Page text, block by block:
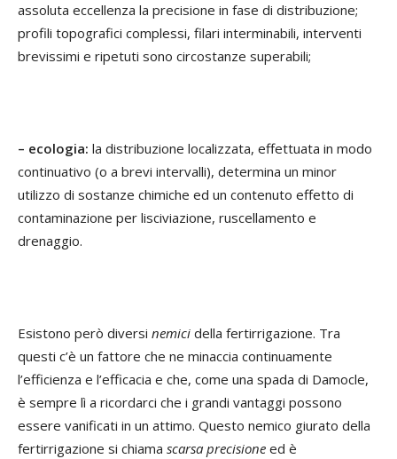
assoluta eccellenza la precisione in fase di distribuzione;
profili topografici complessi, filari interminabili, interventi
brevissimi e ripetuti sono circostanze superabili;
– ecologia: la distribuzione localizzata, effettuata in modo
continuativo (o a brevi intervalli), determina un minor
utilizzo di sostanze chimiche ed un contenuto effetto di
contaminazione per lisciviazione, ruscellamento e
drenaggio.
Esistono però diversi nemici della fertirrigazione. Tra
questi c’è un fattore che ne minaccia continuamente
l’efficienza e l’efficacia e che, come una spada di Damocle,
è sempre lì a ricordarci che i grandi vantaggi possono
essere vanificati in un attimo. Questo nemico giurato della
fertirrigazione si chiama scarsa precisione ed è